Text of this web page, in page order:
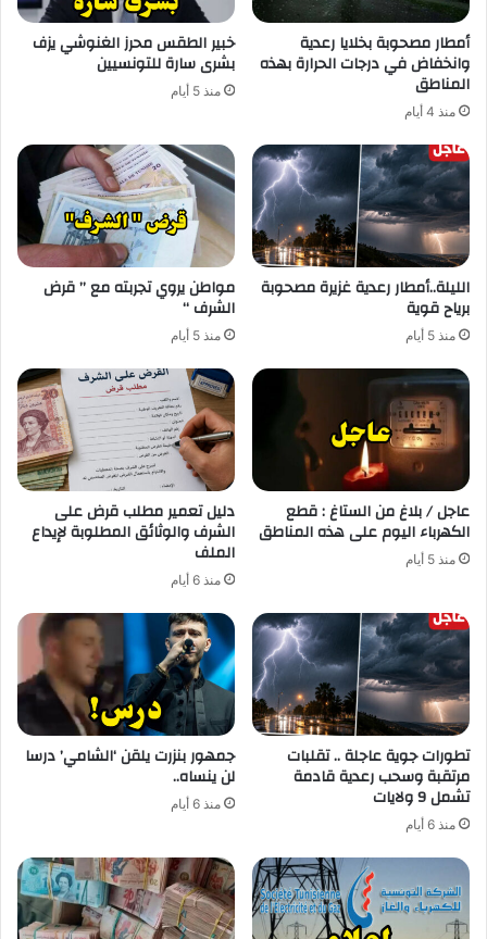
أمطار مصحوبة بخلايا رعدية
وانخفاض في درجات الحرارة بهذه
المناطق
منذ 4 أيام
خبير الطقس محرز الغنوشي يزف
بشرى سارة للتونسيين
منذ 5 أيام
الليلة..أمطار رعدية غزيرة مصحوبة
برياح قوية
منذ 5 أيام
مواطن يروي تجربته مع ” قرض
الشرف “
منذ 5 أيام
عاجل / بلاغ من الستاغ : قطع
الكهرباء اليوم على هذه المناطق
منذ 5 أيام
دليل تعمير مطلب قرض على
الشرف والوثائق المطلوبة لإيداع
الملف
منذ 6 أيام
تطورات جوية عاجلة .. تقلبات
مرتقبة وسحب رعدية قادمة
تشمل 9 ولايات
منذ 6 أيام
جمهور بنزرت يلقن ‘الشامي’ درسا
لن ينساه..
منذ 6 أيام